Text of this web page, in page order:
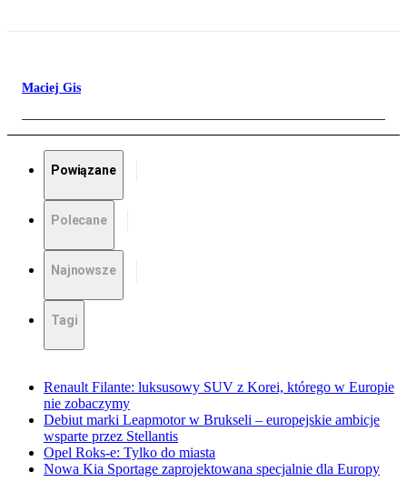
Maciej Gis
Powiązane
Polecane
Najnowsze
Tagi
Renault Filante: luksusowy SUV z Korei, którego w Europie
nie zobaczymy
Debiut marki Leapmotor w Brukseli – europejskie ambicje
wsparte przez Stellantis
Opel Roks-e: Tylko do miasta
Nowa Kia Sportage zaprojektowana specjalnie dla Europy